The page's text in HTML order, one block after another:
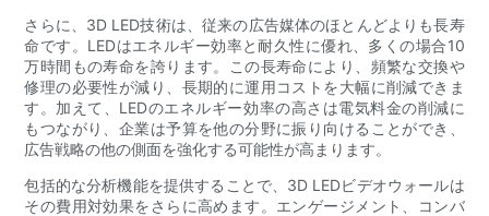
さらに、3D LED技術は、従来の広告媒体のほとんどよりも長寿
命です。LEDはエネルギー効率と耐久性に優れ、多くの場合10
万時間もの寿命を誇ります。この長寿命により、頻繁な交換や
修理の必要性が減り、長期的に運用コストを大幅に削減できま
す。加えて、LEDのエネルギー効率の高さは電気料金の削減に
もつながり、企業は予算を他の分野に振り向けることができ、
広告戦略の他の側面を強化する可能性が高まります。
包括的な分析機能を提供することで、3D LEDビデオウォールは
その費用対効果をさらに高めます。エンゲージメント、コンバ